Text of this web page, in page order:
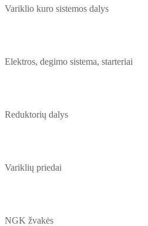
Variklio kuro sistemos dalys
Elektros, degimo sistema, starteriai
Reduktorių dalys
Variklių priedai
NGK žvakės